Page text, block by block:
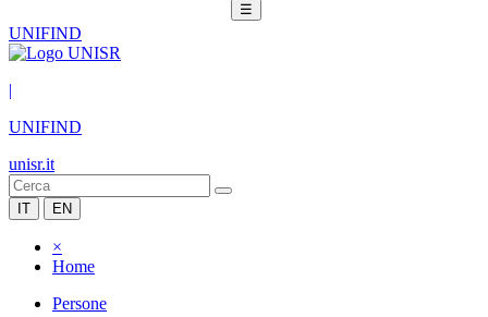
☰
UNIFIND
|
UNIFIND
unisr.it
IT EN
×
Home
Persone